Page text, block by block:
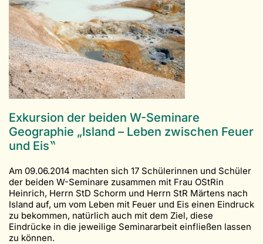
Exkursion der beiden W-Seminare
Geographie „Island – Leben zwischen Feuer
und Eis‟
Am 09.06.2014 machten sich 17 Schülerinnen und Schüler
der beiden W-Seminare zusammen mit Frau OStRin
Heinrich, Herrn StD Schorm und Herrn StR Märtens nach
Island auf, um vom Leben mit Feuer und Eis einen Eindruck
zu bekommen, natürlich auch mit dem Ziel, diese
Eindrücke in die jeweilige Seminararbeit einfließen lassen
zu können.